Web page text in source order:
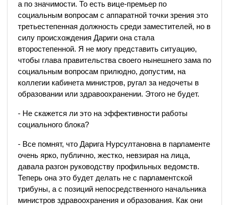
а по значимости. То есть вице-премьер по
социальным вопросам с аппаратной точки зрения это
третьестепенная должность среди заместителей, но в
силу происхождения Дариги она стала
второстепенной. Я не могу представить ситуацию,
чтобы глава правительства своего нынешнего зама по
социальным вопросам прилюдно, допустим, на
коллегии кабинета министров, ругал за недочеты в
образовании или здравоохранении. Этого не будет.
- Не скажется ли это на эффективности работы
социального блока?
- Все помнят, что Дарига Нурсултановна в парламенте
очень ярко, публично, жестко, невзирая на лица,
давала разгон руководству профильных ведомств.
Теперь она это будет делать не с парламентской
трибуны, а с позиций непосредственного начальника
министров здравоохранения и образования. Как они